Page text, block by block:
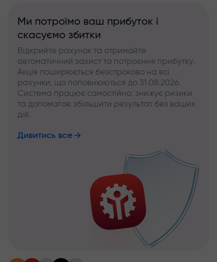
Ми потроїмо ваш прибуток і
скасуємо збитки
Відкрийте рахунок та отримайте
автоматичний захист та потроєння прибутку.
Акція поширюється безстроково на всі
рахунки, що поповнюються до 31.08.2026.
Система працює самостійно: знижує ризики
та допомагає збільшити результат без ваших
дій.
Дивитись все